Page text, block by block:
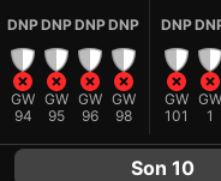
DNP
GW
94
DNP
GW
95
DNP
GW
96
DNP
GW
98
DNP
GW
101
GW
1
Son 10